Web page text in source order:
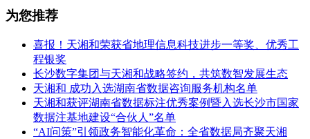
为您推荐
喜报！天湘和荣获省地理信息科技进步一等奖、优秀工
程银奖
长沙数字集团与天湘和战略签约，共筑数智发展生态
天湘和 成功入选湖南省数据咨询服务机构名单
天湘和获评湖南省数据标注优秀案例暨入选长沙市国家
数据注基地建设“合伙人”名单
“AI问策”引领政务智能化革命：全省数据局齐聚天湘